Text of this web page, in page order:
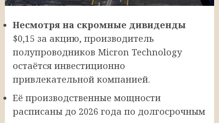
Несмотря на скромные дивиденды
$0,15 за акцию, производитель
полупроводников Micron Technology
остаётся инвестиционно
привлекательной компанией.
Её производственные мощности
расписаны до 2026 года по долгосрочным